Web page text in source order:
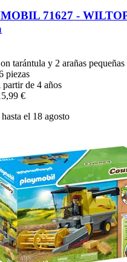
71627 -​
tarántula y 2 arañas pequeñas
piezas
partir de 4 años
€
el 18 agosto